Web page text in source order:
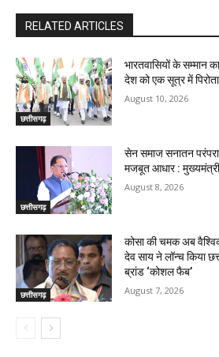
RELATED ARTICLES
छत्तीसगढ़
भारतवासियों के सम्मान
देश को एक सूत्र में
August 10, 2026
छत्तीसगढ़
सेन समाज सनातन
मजबूत आधार : मुख्यमंत्री
August 8, 2026
छत्तीसगढ़
कोसा की चमक अब
देव साय ने लॉन्च किया
ब्रांड ‘कोशल फैब’
August 7, 2026